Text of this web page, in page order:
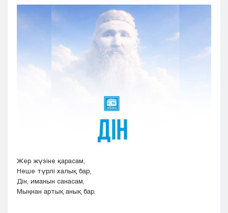
Кызылорда
Жер жүзіне қарасам,
Неше түрлі халық бар,
Дін, иманын санасам,
Мыңнан артық анық бар.